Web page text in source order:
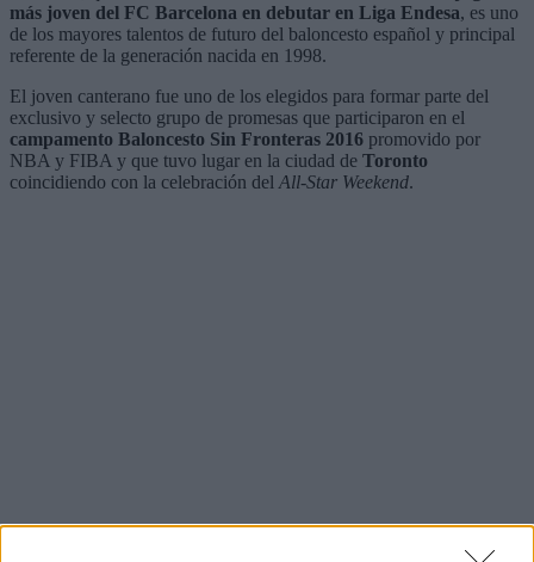
más joven del FC Barcelona en debutar en Liga Endesa, es uno
de los mayores talentos de futuro del baloncesto español y principal
referente de la generación nacida en 1998.
El joven canterano fue uno de los elegidos para formar parte del
exclusivo y selecto grupo de promesas que participaron en el
campamento Baloncesto Sin Fronteras 2016 promovido por
NBA y FIBA y que tuvo lugar en la ciudad de Toronto
coincidiendo con la celebración del All-Star Weekend.